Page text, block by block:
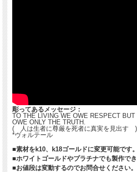
彫ってあるメッセージ：
TO THE LIVING WE OWE RESPECT
OWE ONLY THE TRUTH.
( 人は生者に尊厳を死者に真実を見出す )
*ヴォルテール
■素材をk10、k18ゴールドに変更可能です。
■ホワイトゴールドやプラチナでも製作でき
■お値段は変動するのでお問合せください。